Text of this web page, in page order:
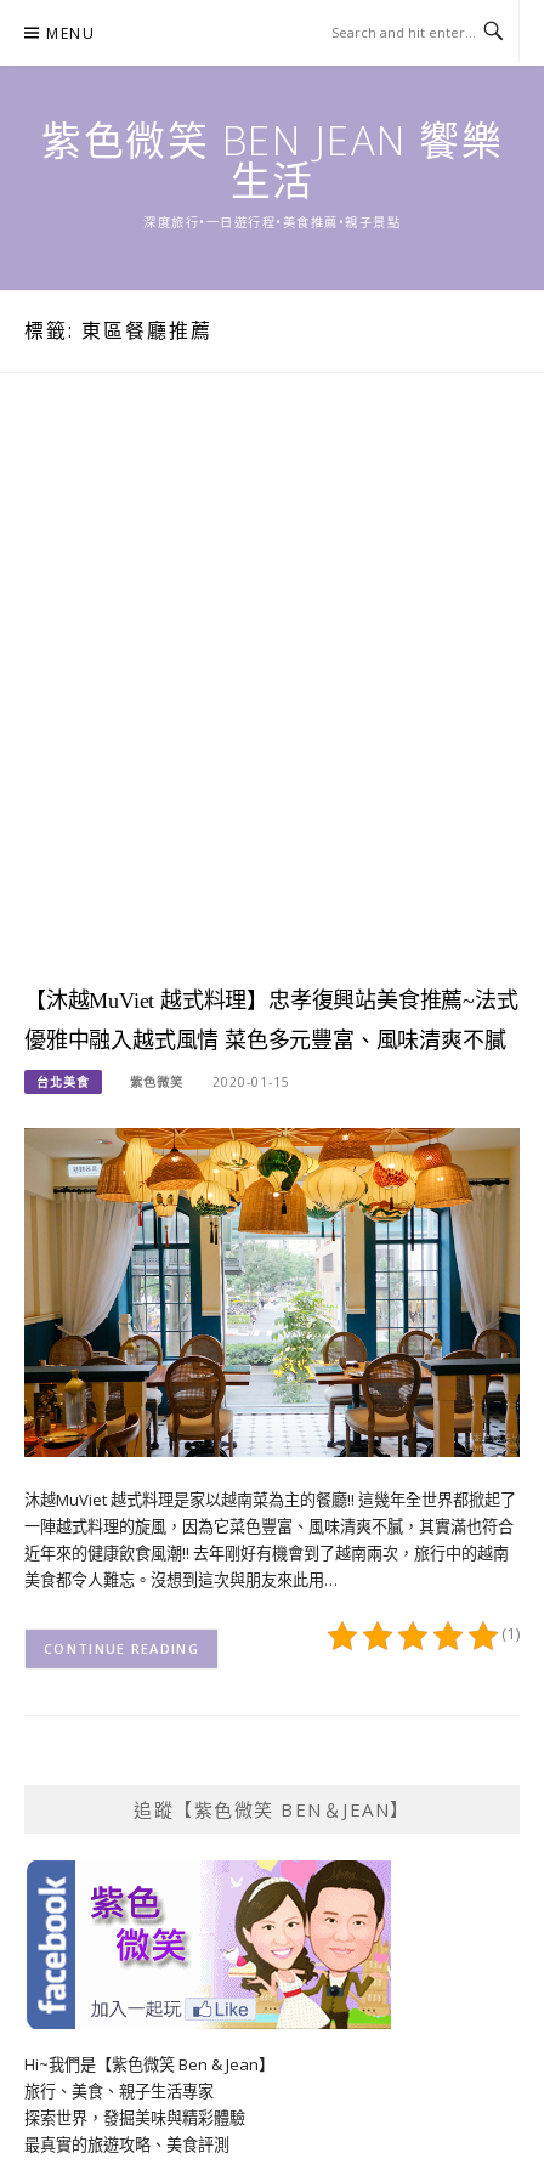
content
MENU
紫色微笑 BEN JEAN 饗樂
生活
深度旅行•一日遊行程•美食推薦•親子景點
標籤: 東區餐廳推薦
【沐越MuViet 越式料理】忠孝復興站美食推薦~法式
優雅中融入越式風情 菜色多元豐富、風味清爽不膩
台北美食 紫色微笑 2020-01-15
沐越MuViet 越式料理是家以越南菜為主的餐廳!! 這幾年全世界都掀起了
一陣越式料理的旋風，因為它菜色豐富、風味清爽不膩，其實滿也符合
近年來的健康飲食風潮!! 去年剛好有機會到了越南兩次，旅行中的越南
美食都令人難忘。沒想到這次與朋友來此用…
(1)
CONTINUE READING
追蹤【紫色微笑 BEN＆JEAN】
Hi~我們是【紫色微笑 Ben & Jean】
旅行、美食、親子生活專家
探索世界，發掘美味與精彩體驗
最真實的旅遊攻略、美食評測